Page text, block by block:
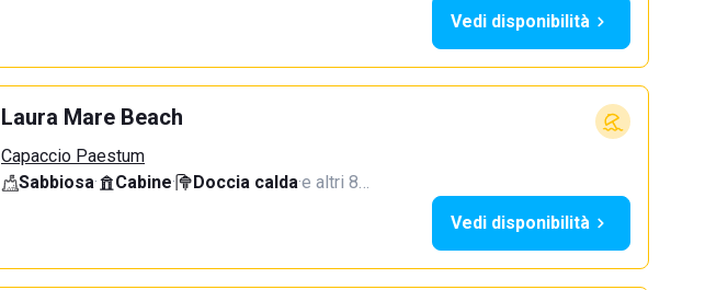
Vedi disponibilità
Laura Mare Beach
Capaccio Paestum
Sabbiosa· Cabine· Doccia calda·e altri 8…
Vedi disponibilità